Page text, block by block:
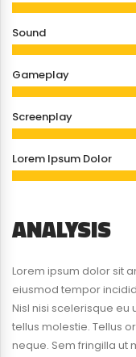
Sound
Gameplay
Screenplay
Lorem Ipsum Dolor
ANALYSIS
Lorem ipsum dolor sit
eiusmod tempor
Nisl nisi scelerisque eu
tellus molestie. Tellus
neque. Sem fringilla ut